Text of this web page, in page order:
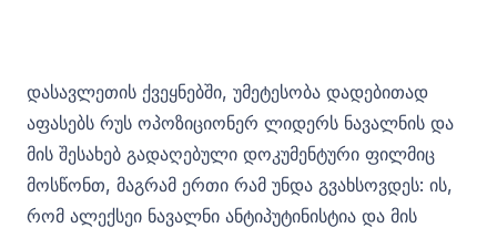
დასავლეთის ქვეყნებში, უმეტესობა დადებითად
აფასებს რუს ოპოზიციონერ ლიდერს ნავალნის და
მის შესახებ გადაღებული დოკუმენტური ფილმიც
მოსწონთ, მაგრამ ერთი რამ უნდა გვახსოვდეს: ის,
რომ ალექსეი ნავალნი ანტიპუტინისტია და მის